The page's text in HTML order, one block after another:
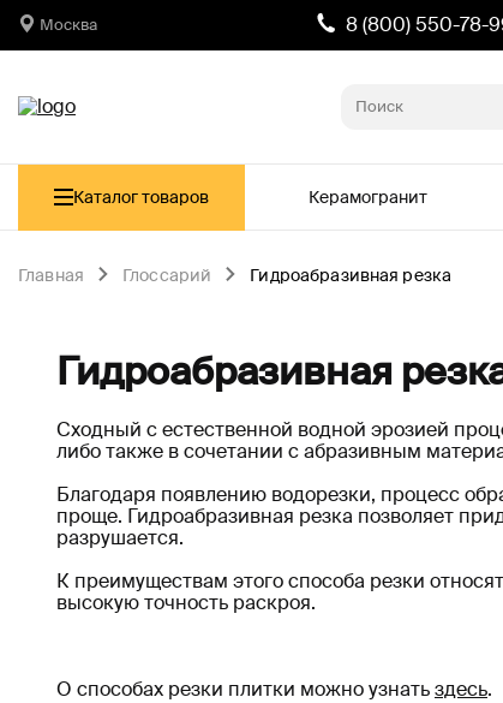
Москва 8 (800) 550-78-
Каталог товаров Керамогранит
Главная Глоссарий Гидроабразивная резка
Гидроабразивная
Сходный с естественной водной эрозией
либо также в сочетании с абразивным
Благодаря появлению водорезки, процесс
проще. Гидроабразивная резка позволяет
разрушается.
К преимуществам этого способа резки
высокую точность раскроя.
О способах резки плитки можно узнатьздесь.